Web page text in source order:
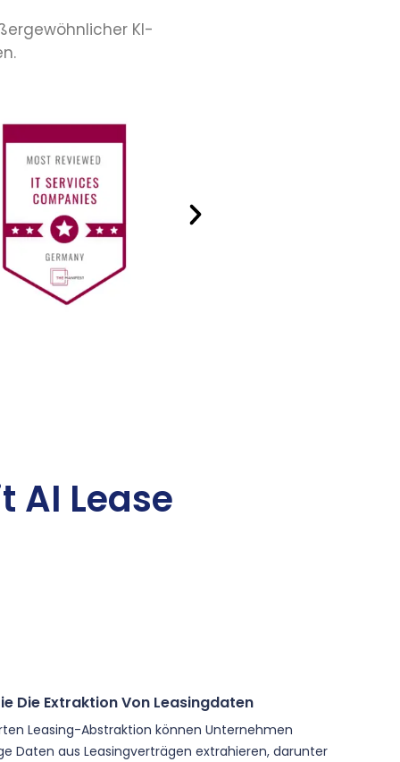
KI-
AI Lease
Die Extraktion Von Leasingdaten
Leasing-Abstraktion können Unternehmen
Daten aus Leasingverträgen extrahieren, darunter